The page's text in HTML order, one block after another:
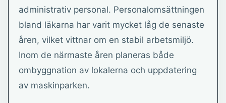
administrativ personal. Personalomsättningen
bland läkarna har varit mycket låg de senaste
åren, vilket vittnar om en stabil arbetsmiljö.
Inom de närmaste åren planeras både
ombyggnation av lokalerna och uppdatering
av maskinparken.